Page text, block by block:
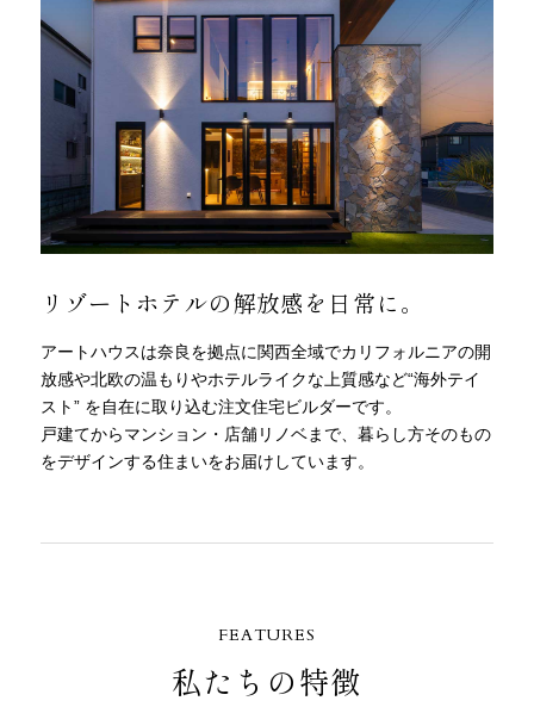
リゾートホテルの解放感を日常に。
アートハウスは奈良を拠点に関西全域でカリフォルニアの開
放感や北欧の温もりやホテルライクな上質感など“海外テイ
スト” を自在に取り込む注文住宅ビルダーです。
戸建てからマンション・店舗リノベまで、 暮らし方そのもの
をデザインする住まいをお届けしています。
FEATURES
私たちの特徴